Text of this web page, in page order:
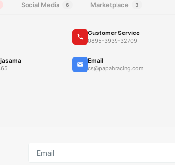
Social Media 6 Marketplace 3
Customer Service
0895-3939-32709
Email
cs@papahracing.com